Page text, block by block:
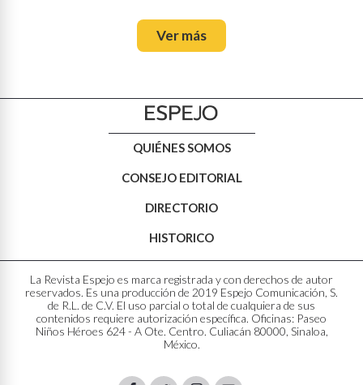
Ver más
QUIÉNES SOMOS
CONSEJO EDITORIAL
DIRECTORIO
HISTORICO
La Revista Espejo es marca registrada y con derechos de autor
reservados. Es una producción de 2019 Espejo Comunicación, S.
de R.L. de C.V. El uso parcial o total de cualquiera de sus
contenidos requiere autorización específica. Oficinas: Paseo
Niños Héroes 624 - A Ote. Centro. Culiacán 80000, Sinaloa,
México.